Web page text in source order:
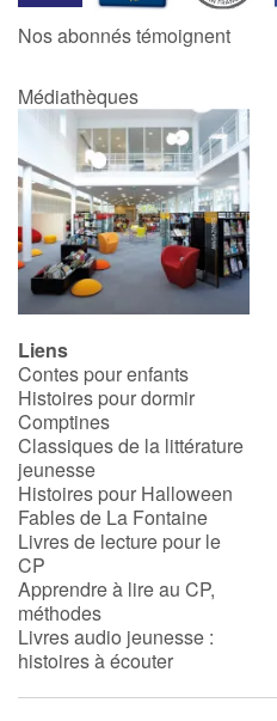
Catalogue anglais
Contraste +
Aide
Accueil
Famille
Écoles
Médiathèques
Vidéos & Tutoriaux
Blog
Actualités
Nos abonnés témoignent
Médiathèques
Liens
Contes pour enfants
Histoires pour dormir
Comptines
Classiques de la littérature
jeunesse
Histoires pour Halloween
Fables de La Fontaine
Livres de lecture pour le
CP
Apprendre à lire au CP,
méthodes
Livres audio jeunesse :
histoires à écouter